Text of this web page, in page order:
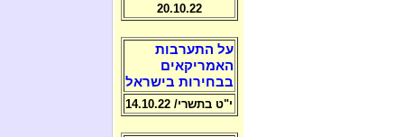
20.10.22
על התערבות
האמריקאים
בבחירות בישראל
י"ט בתשרי/ 14.10.22